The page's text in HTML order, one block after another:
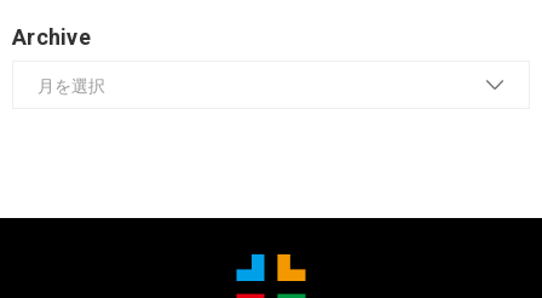
Archive